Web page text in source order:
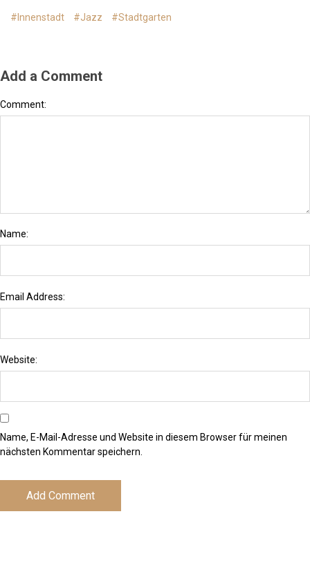
#Innenstadt
#Jazz #Stadtgarten
Add a Comment
Comment:
Name:
Email Address:
Website:
Name, E-Mail-Adresse und Website in diesem Browser für meinen
nächsten Kommentar speichern.